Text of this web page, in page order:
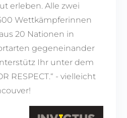
erleben. Alle zwei
Wettkämpferinnen
20 Nationen in
gegeneinander
Ihr unter dem
RESPECT.“ - vielleicht